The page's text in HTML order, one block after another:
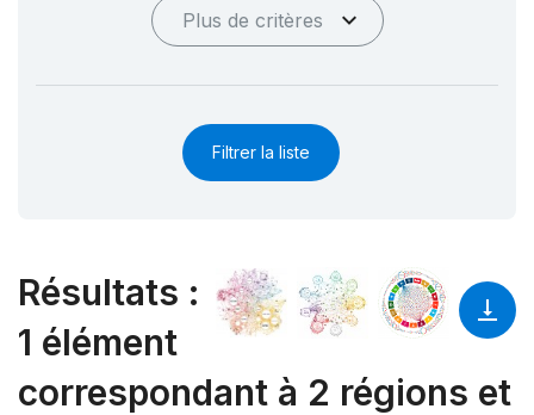
Plus de critères
Filtrer la liste
Résultats :
1 élément
correspondant à 2 régions et